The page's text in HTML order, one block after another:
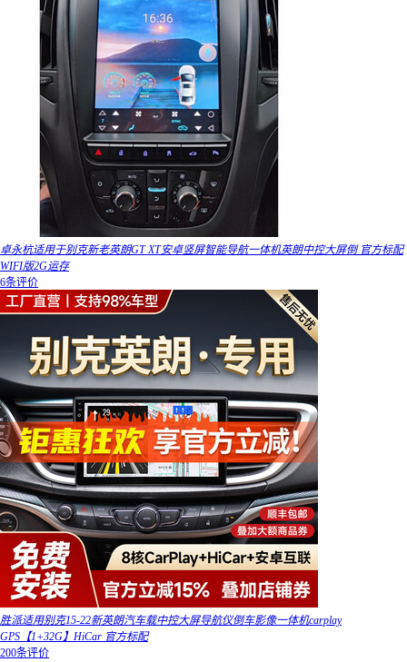
卓永杭适用于别克新老英朗GT XT安卓竖屏智能导航一体机英朗中控大屏倒 官方标配
WIFI版2G运存
6条评价
胜派适用别克15-22新英朗汽车载中控大屏导航仪倒车影像一体机carplay
GPS【1+32G】HiCar 官方标配
200条评价